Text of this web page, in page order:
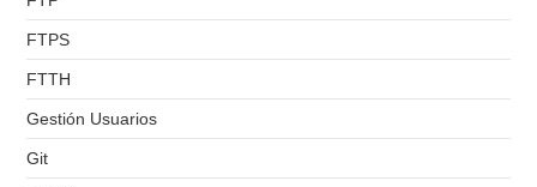
FTPS
FTTH
Gestión Usuarios
Git